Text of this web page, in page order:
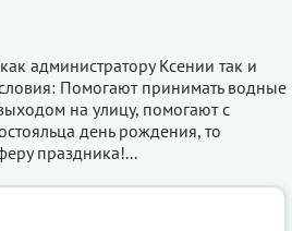
администратору Ксении так и
Помогают принимать водные
на улицу, помогают с
день рождения, то
праздника!...